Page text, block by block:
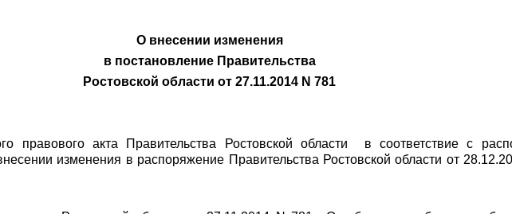
О внесении изменения
в постановление Правительства
Ростовской области от 27.11.2014 N 781
правового акта Правительства Ростовской области в соответствие с
изменения в распоряжение Правительства Ростовской области от